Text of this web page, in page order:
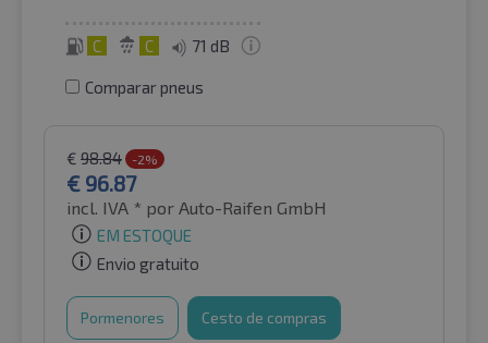
C C 71 dB
Comparar pneus
€ 98.84 -2%
€ 96.87
incl. IVA * por Auto-Raifen GmbH
EM ESTOQUE
Envio gratuito
Pormenores Cesto de compras